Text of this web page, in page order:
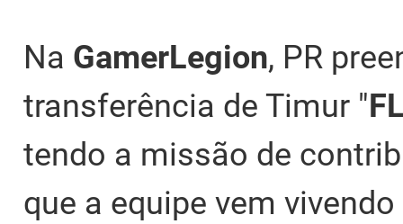
Na GamerLegion, PR
transferência de Timur "
tendo a missão de
que a equipe vem